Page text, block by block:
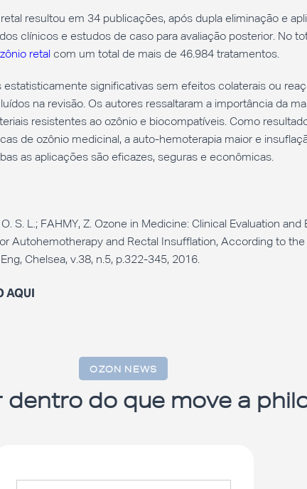
resultou em 34 publicações, após dupla eliminação e
clínicos e estudos de caso para avaliação posterior. No
retal com um total de mais de 46.984 tratamentos.
significativas sem efeitos colaterais ou
na revisão. Os autores ressaltaram a importância da
resistentes ao ozônio e biocompatíveis. Como
de ozônio medicinal, a auto-hemoterapia maior e
as aplicações são eficazes, seguras e econômicas.
S. L.; FAHMY, Z. Ozone in Medicine: Clinical Evaluation
Autohemotherapy and Rectal Insufflation, According to
Chelsea, v.38, n.5, p.322-345, 2016.
AQUI
OZON NEWS
dentro do que move a